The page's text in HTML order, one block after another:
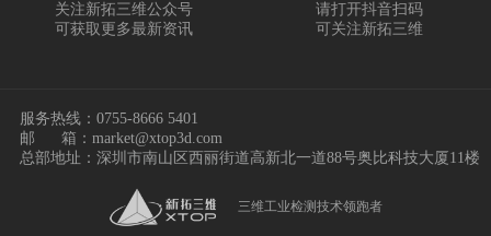
关注新拓三维公众号
可获取更多最新资讯
请打开抖音扫码
可关注新拓三维
三维工业检测技术领跑者
服务热线： 0755-8666 5401
邮
箱：market@xtop3d.com
总部地址：深圳市南山区西丽街道高新北一道88号奥比科技大厦11楼